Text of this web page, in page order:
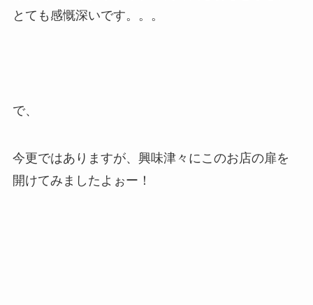
とても感慨深いです。。。
で、
今更ではありますが、興味津々にこのお店の扉を
開けてみましたよぉー！